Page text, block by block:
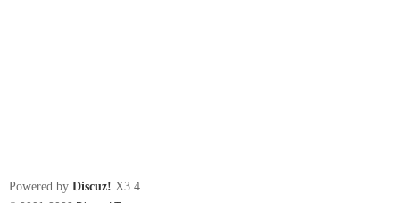
Powered by Discuz! X3.4